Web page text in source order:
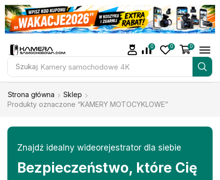
Szukaj Kamery samochodowe 4K
0 0 0
Strona główna
Sklep
Produkty oznaczone “KAMERY MOTOCYKLOWE”
Znajdź idealny wideorejestrator dla siebie
Bezpieczeństwo, które Cię